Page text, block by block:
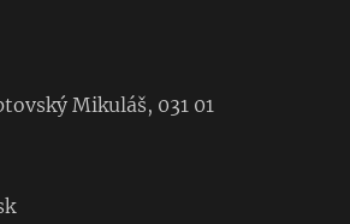
Mikuláš, 031 01